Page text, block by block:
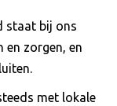
staat bij ons
en zorgen, en
met lokale